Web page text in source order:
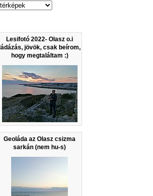
Lesifotó 2022- Olasz o.i
ládázás, jövök, csak beírom,
hogy megtaláltam :)
Geoláda az Olasz csizma
sarkán (nem hu-s)